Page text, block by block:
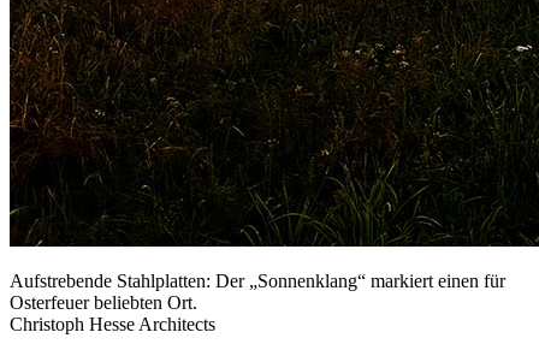
Aufstrebende Stahlplatten: Der „Sonnenklang“ markiert einen für
Osterfeuer beliebten Ort.
Christoph Hesse Architects